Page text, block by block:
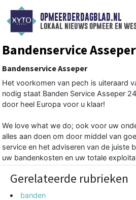
OPMEERDERDAGBLAD.NL
lokaal nieuws opmeer en
Bandenservice Asseper
Bandenservice Asseper
Het voorkomen van pech is uiteraard
nodig staat Banden Service Asseper
door heel Europa voor u klaar!
We love what we do; ook voor uw
alles aan doen om door middel van
service en het adviseren van de juiste
uw bandenkosten en uw totale
Gerelateerde rubrieken
banden